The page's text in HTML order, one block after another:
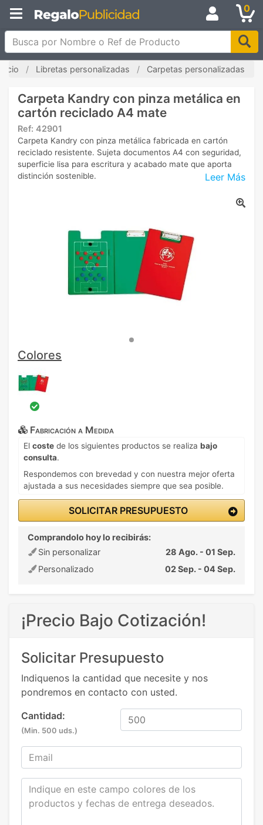
0
Busca por Nombre o Ref de Producto
Libretas personalizadas Carpetas personalizadas
Carpeta Kandry con pinza metálica en
cartón reciclado A4 mate
Ref: 42901
Leer Más
Carpeta Kandry con pinza metálica fabricada en cartón
reciclado resistente. Sujeta documentos A4 con seguridad,
superficie lisa para escritura y acabado mate que aporta
distinción sostenible.
Colores
Fabricación a Medida
El coste de los siguientes productos se realiza bajo
consulta.
Respondemos con brevedad y con nuestra mejor oferta
ajustada a sus necesidades siempre que sea posible.
SOLICITAR PRESUPUESTO
Comprandolo hoy lo recibirás:
Sin personalizar
28 Ago. - 01 Sep.
Personalizado
02 Sep. - 04 Sep.
¡Precio Bajo Cotización!
Solicitar Presupuesto
Indiquenos la cantidad que necesite y nos
pondremos en contacto con usted.
Cantidad:
(Min. 500 uds.)